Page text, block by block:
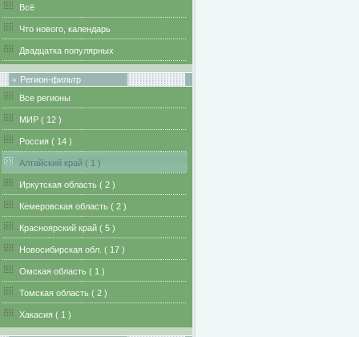
Всё
Что нового, календарь
Двадцатка популярных
Регион-фильтр
Все регионы
MИР ( 12 )
Pоссия ( 14 )
Алтайский край ( 1 )
Иркутская область ( 2 )
Кемеровская область ( 2 )
Красноярский край ( 5 )
Новосибирская обл. ( 17 )
Омская область ( 1 )
Томская область ( 2 )
Хакасия ( 1 )